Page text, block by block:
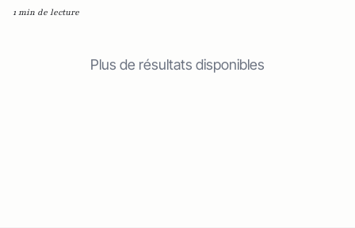
1 min de lecture
Plus de résultats disponibles